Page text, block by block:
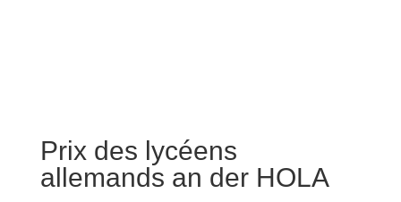
Prix des lycéens
allemands an der HOLA